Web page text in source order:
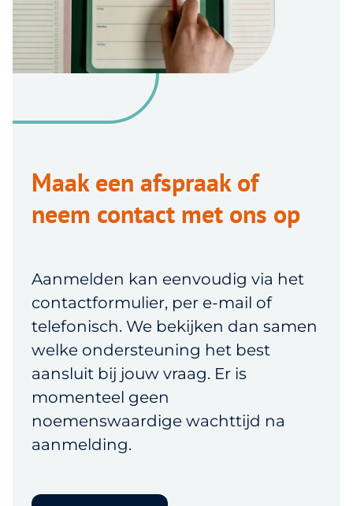
Maak een afspraak of
neem contact met ons op
Aanmelden kan eenvoudig via het
contactformulier, per e-mail of
telefonisch. We bekijken dan samen
welke ondersteuning het best
aansluit bij jouw vraag. Er is
momenteel geen
noemenswaardige wachttijd na
aanmelding.